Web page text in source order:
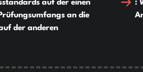
auf der einen
an die
der anderen
: